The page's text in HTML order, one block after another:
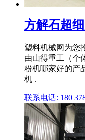
方解石超
塑料机械网为您
由山得重工（个
粉机哪家好的产
机 .
联系电话: 180